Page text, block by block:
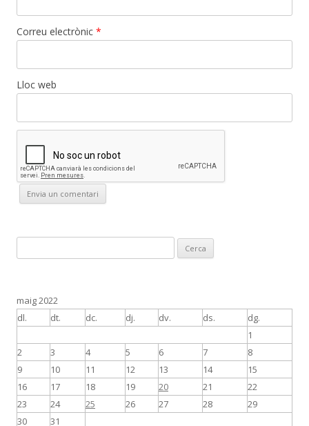
Correu electrònic *
Lloc web
e
a
:
maig 2022
dl.
dt. dc. dj. dv. ds.
dg.
1
2
3 4 5 6 7
8
9
10 11 12 13 14
15
16
17 18 19 20 21
22
23
24 25 26 27 28
29
30
31